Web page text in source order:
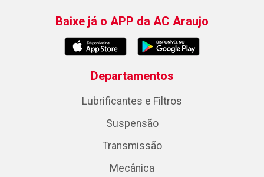
Baixe já o APP da AC Araujo
Departamentos
Lubrificantes e Filtros
Suspensão
Transmissão
Mecânica